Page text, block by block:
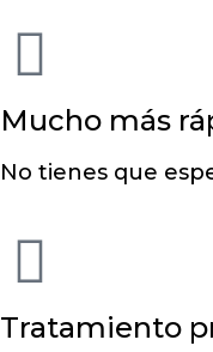
Mucho más
No tienes que
Tratamiento